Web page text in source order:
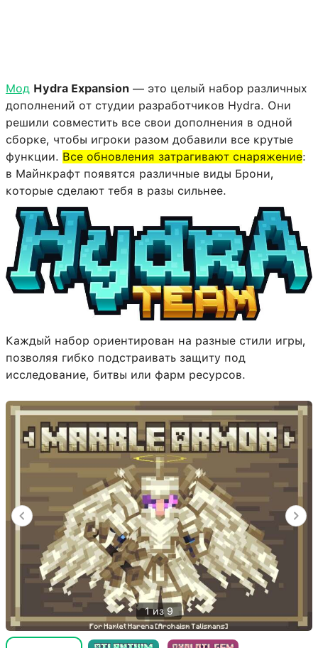
Мод Hydra Expansion — это целый набор различных
дополнений от студии разработчиков Hydra. Они
решили совместить все свои дополнения в одной
сборке, чтобы игроки разом добавили все крутые
функции. Все обновления затрагивают снаряжение:
в Майнкрафт появятся различные виды Брони,
которые сделают тебя в разы сильнее.
Каждый набор ориентирован на разные стили игры,
позволяя гибко подстраивать защиту под
исследование, битвы или фарм ресурсов.
1 из 9